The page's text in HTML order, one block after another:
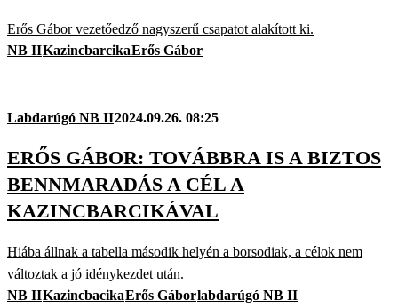
Erős Gábor vezetőedző nagyszerű csapatot alakított ki.
NB IIKazincbarcikaErős Gábor
Labdarúgó NB II2024.09.26. 08:25
ERŐS GÁBOR: TOVÁBBRA IS A BIZTOS
BENNMARADÁS A CÉL A
KAZINCBARCIKÁVAL
Hiába állnak a tabella második helyén a borsodiak, a célok nem
változtak a jó idénykezdet után.
NB IIKazincbacikaErős Gáborlabdarúgó NB II